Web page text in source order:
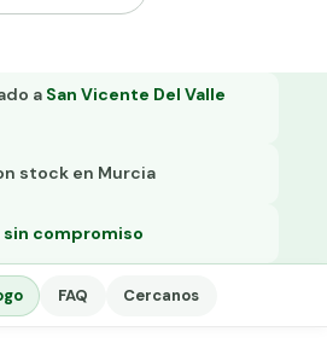
a San Vicente Del Valle
stock en Murcia
compromiso
FAQ Cercanos